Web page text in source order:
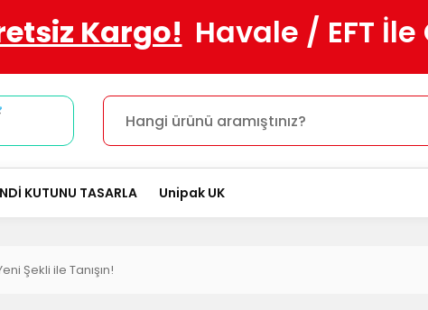
Kargo! Havale / EFT İle
KUTUNU TASARLA Unipak UK
Şekli ile Tanışın!